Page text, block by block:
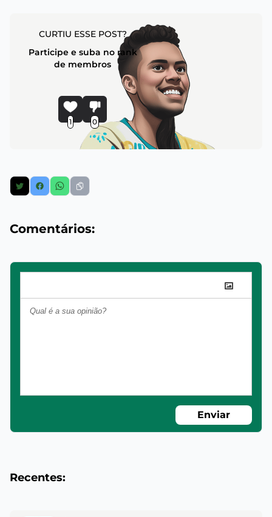
CURTIU ESSE POST?
Participe e suba no rank
de membros
1 0
Comentários:
Enviar
Recentes: